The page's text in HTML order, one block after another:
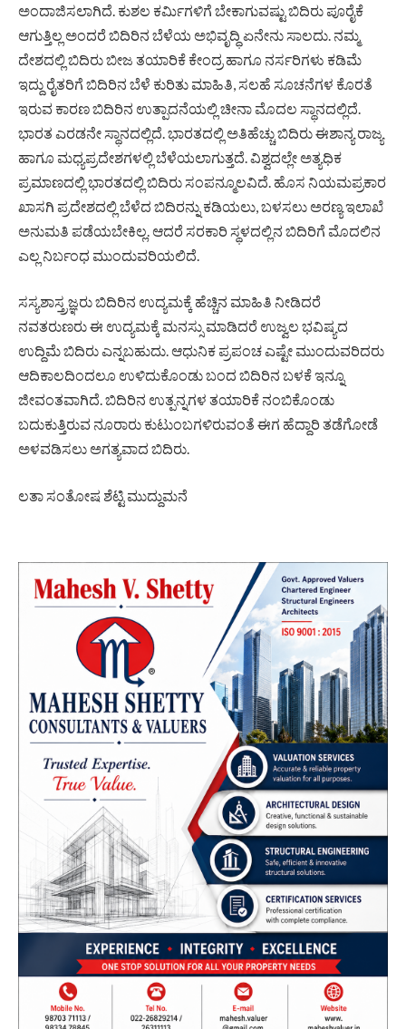
ಅಂದಾಜಿಸಲಾಗಿದೆ. ಕುಶಲ ಕರ್ಮಿಗಳಿಗೆ ಬೇಕಾಗುವಷ್ಟು ಬಿದಿರು ಪೂರೈಕೆ
ಆಗುತ್ತಿಲ್ಲ ಅಂದರೆ ಬಿದಿರಿನ ಬೆಳೆಯ ಅಭಿವೃದ್ಧಿ ಏನೇನು ಸಾಲದು. ನಮ್ಮ
ದೇಶದಲ್ಲಿ ಬಿದಿರು ಬೀಜ ತಯಾರಿಕೆ ಕೇಂದ್ರ ಹಾಗೂ ನರ್ಸರಿಗಳು ಕಡಿಮೆ
ಇದ್ದು ರೈತರಿಗೆ ಬಿದಿರಿನ ಬೆಳೆ ಕುರಿತು ಮಾಹಿತಿ, ಸಲಹೆ ಸೂಚನೆಗಳ ಕೊರತೆ
ಇರುವ ಕಾರಣ ಬಿದಿರಿನ ಉತ್ಪಾದನೆಯಲ್ಲಿ ಚೀನಾ ಮೊದಲ ಸ್ಥಾನದಲ್ಲಿದೆ.
ಭಾರತ ಎರಡನೇ ಸ್ಥಾನದಲ್ಲಿದೆ. ಭಾರತದಲ್ಲಿ ಅತಿಹೆಚ್ಚು ಬಿದಿರು ಈಶಾನ್ಯ ರಾಜ್ಯ
ಹಾಗೂ ಮಧ್ಯಪ್ರದೇಶಗಳಲ್ಲಿ ಬೆಳೆಯಲಾಗುತ್ತದೆ. ವಿಶ್ವದಲ್ಲೇ ಅತ್ಯಧಿಕ
ಪ್ರಮಾಣದಲ್ಲಿ ಭಾರತದಲ್ಲಿ ಬಿದಿರು ಸಂಪನ್ಮೂಲವಿದೆ. ಹೊಸ ನಿಯಮಪ್ರಕಾರ
ಖಾಸಗಿ ಪ್ರದೇಶದಲ್ಲಿ ಬೆಳೆದ ಬಿದಿರನ್ನು ಕಡಿಯಲು, ಬಳಸಲು ಅರಣ್ಯ ಇಲಾಖೆ
ಅನುಮತಿ ಪಡೆಯಬೇಕಿಲ್ಲ. ಆದರೆ ಸರಕಾರಿ ಸ್ಥಳದಲ್ಲಿನ ಬಿದಿರಿಗೆ ಮೊದಲಿನ
ಎಲ್ಲ ನಿರ್ಬಂಧ ಮುಂದುವರಿಯಲಿದೆ.
ಸಸ್ಯಶಾಸ್ತ್ರಜ್ಞರು ಬಿದಿರಿನ ಉದ್ಯಮಕ್ಕೆ ಹೆಚ್ಚಿನ ಮಾಹಿತಿ ನೀಡಿದರೆ
ನವತರುಣರು ಈ ಉದ್ಯಮಕ್ಕೆ ಮನಸ್ಸು ಮಾಡಿದರೆ ಉಜ್ವಲ ಭವಿಷ್ಯದ
ಉದ್ದಿಮೆ ಬಿದಿರು ಎನ್ನಬಹುದು. ಆಧುನಿಕ ಪ್ರಪಂಚ ಎಷ್ಟೇ ಮುಂದುವರಿದರು
ಆದಿಕಾಲದಿಂದಲೂ ಉಳಿದುಕೊಂಡು ಬಂದ ಬಿದಿರಿನ ಬಳಕೆ ಇನ್ನೂ
ಜೀವಂತವಾಗಿದೆ. ಬಿದಿರಿನ ಉತ್ಪನ್ನಗಳ ತಯಾರಿಕೆ ನಂಬಿಕೊಂಡು
ಬದುಕುತ್ತಿರುವ ನೂರಾರು ಕುಟುಂಬಗಳಿರುವಂತೆ ಈಗ ಹೆದ್ದಾರಿ ತಡೆಗೋಡೆ
ಅಳವಡಿಸಲು ಅಗತ್ಯವಾದ ಬಿದಿರು.
ಲತಾ ಸಂತೋಷ ಶೆಟ್ಟಿ ಮುದ್ದುಮನೆ